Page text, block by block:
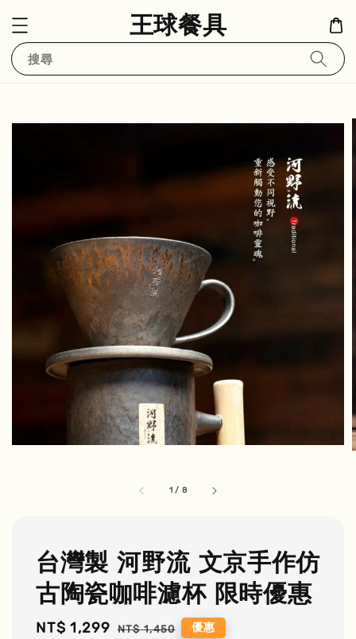
王球餐具
搜尋
1 / 8
台灣製 河野流 文京手作仿
古陶瓷咖啡濾杯 限時優惠
Sale
NT$ 1,299 Regular
NT$ 1,450 優惠